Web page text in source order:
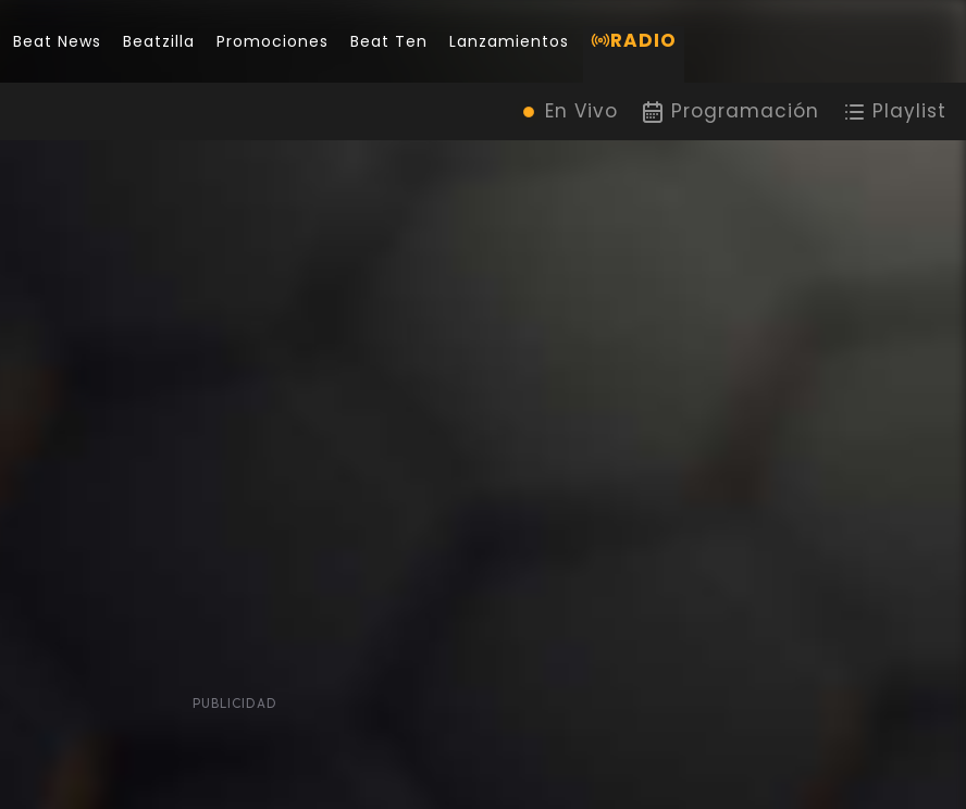
Beat News Beatzilla Promociones Beat Ten Lanzamientos RADIO
En Vivo Programación Playlist
PUBLICIDAD